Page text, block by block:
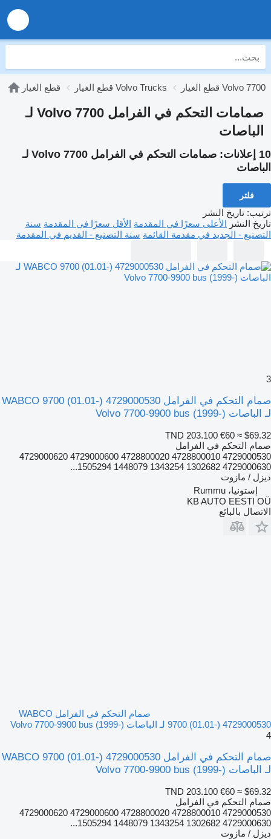
قطع الغيار قطع الغيار Volvo Trucks قطع الغيار Volvo 7700
صمامات التحكم في الفرامل Volvo 7700 لـ
الباصات
10 إعلانات:
صمامات التحكم في الفرامل Volvo 7700 لـ
الباصات
فلتر
ترتيب: تاريخ النشر
تاريخ النشر الأعلى سعرًا في المقدمة الأقل سعرًا في المقدمة سنة
التصنيع - الجديد في مقدمة القائمة سنة التصنيع - القديم في المقدمة
3
صمام التحكم في الفرامل WABCO 9700 (01.01-) 4729000530
لـ الباصات Volvo 7700-9900 bus (1999-)
TND 203.100 €60 ≈ $69.32
صمام التحكم في الفرامل
4729000530 4728800010 4728800020 4729000600 4729000620
4729000630 1302682 1343254 1448079 1505294...
ديزل / مازوت
إستونيا، Rummu
KB AUTO EESTI OÜ
الاتصال بالبائع
صمام التحكم في الفرامل WABCO
9700 (01.01-) 4729000530 لـ الباصات Volvo 7700-9900 bus (1999-)
4
صمام التحكم في الفرامل WABCO 9700 (01.01-) 4729000530
لـ الباصات Volvo 7700-9900 bus (1999-)
TND 203.100 €60 ≈ $69.32
صمام التحكم في الفرامل
4729000530 4728800010 4728800020 4729000600 4729000620
4729000630 1302682 1343254 1448079 1505294...
ديزل / مازوت